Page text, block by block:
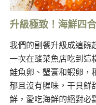
升級極致！海鮮四
我們的副餐升級成這碗
一次在酸菜魚店吃到這
鮭魚卵、蟹膏和蝦卵，
郁且沒有腥味，干貝鮮
鮮，愛吃海鮮的絕對必